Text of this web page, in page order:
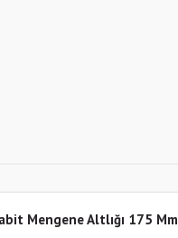
Mengene Altlığı 175 Mm